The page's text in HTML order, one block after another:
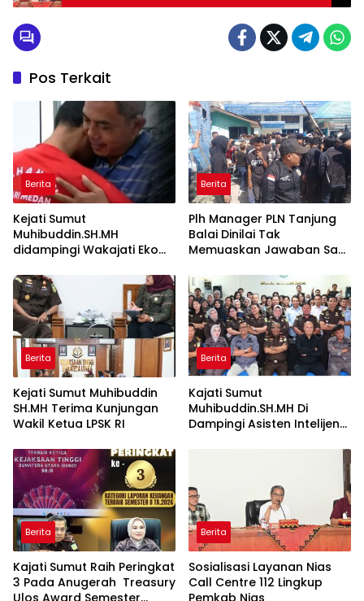
Pos Terkait
Berita
Kejati Sumut
Muhibuddin.SH.MH
didampingi Wakajati Eko
Aspidum Kejati Sumut
Suhendri, SH.,MH Pimpin
Ekspos RJ Di Kejari Medan
Berita
Plh Manager PLN Tanjung
Balai Dinilai Tak
Memuaskan Jawaban Saat
Berita
Kejati Sumut Muhibuddin
SH.MH Terima Kunjungan
Wakil Ketua LPSK RI
Berita
Kajati Sumut
Muhibuddin.SH.MH Di
Dampingi Asisten Intelijen
Asisten Pembinaan Herlina
Berita
Kajati Sumut Raih Peringkat
3 Pada Anugerah Treasury
Ulos Award Semester
Berita
Sosialisasi Layanan Nias
Call Centre 112 Lingkup
Pemkab Nias